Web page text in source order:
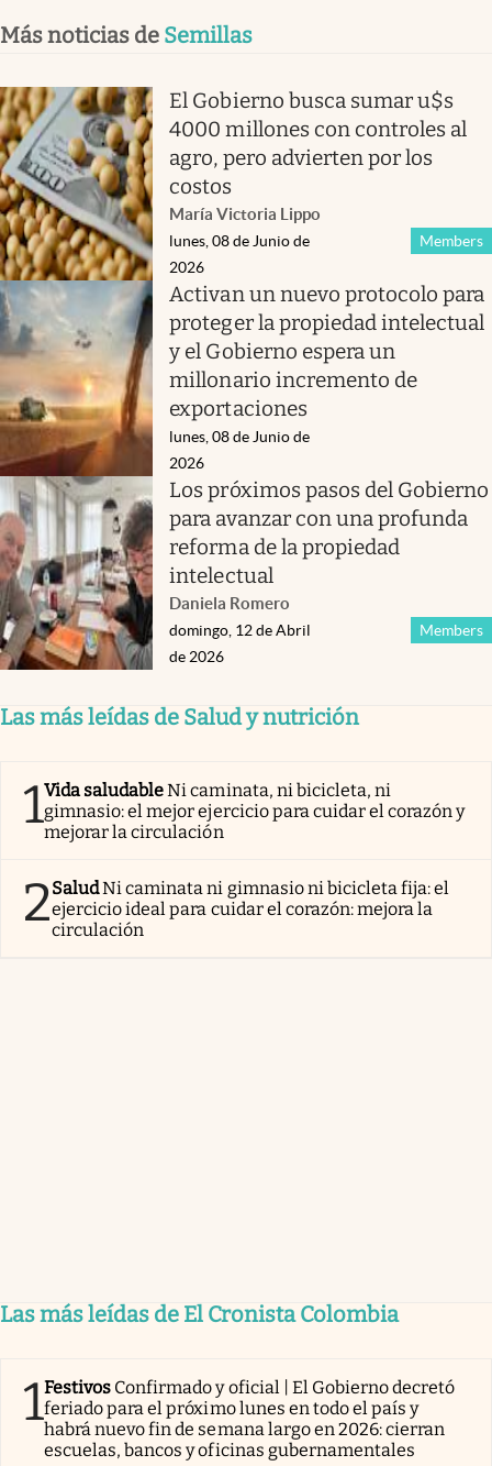
Más noticias de Semillas
El Gobierno busca sumar u$s
4000 millones con controles al
agro, pero advierten por los
costos
María Victoria Lippo
Members
lunes, 08 de Junio de
2026
Activan un nuevo protocolo para
proteger la propiedad intelectual
y el Gobierno espera un
millonario incremento de
exportaciones
lunes, 08 de Junio de
2026
Los próximos pasos del Gobierno
para avanzar con una profunda
reforma de la propiedad
intelectual
Daniela Romero
Members
domingo, 12 de Abril
de 2026
Las más leídas de Salud y nutrición
1Vida saludableNi caminata, ni bicicleta, ni
gimnasio: el mejor ejercicio para cuidar el corazón y
mejorar la circulación
2SaludNi caminata ni gimnasio ni bicicleta fija: el
ejercicio ideal para cuidar el corazón: mejora la
circulación
Las más leídas de El Cronista Colombia
1Festivos Confirmado y oficial | El Gobierno decretó
feriado para el próximo lunes en todo el país y
habrá nuevo fin de semana largo en 2026: cierran
escuelas, bancos y oficinas gubernamentales